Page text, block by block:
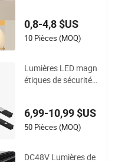
orties de différents t
ypes
0,8-4,8 $US
10 Pièces (MOQ)
Lumières LED magn
étiques de sécurité
cis
6,99-10,99 $US
50 Pièces (MOQ)
DC48V Lumières de